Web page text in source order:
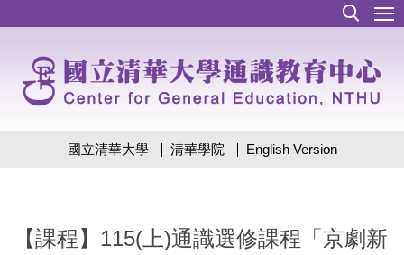
國立清華大學 清華學院 English Version
【課程】115(上)通識選修課程「京劇新